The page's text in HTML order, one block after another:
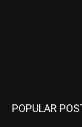
POPULAR